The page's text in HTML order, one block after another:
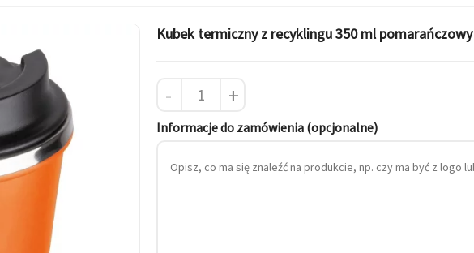
Kubek termiczny z recyklingu 350 ml pomarańczowy
- +
Informacje do zamówienia (opcjonalne)